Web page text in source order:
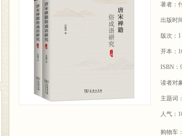
著者：
出版时
版次：1
开本：
ISBN：
读者对
主题词：
人气：
购物车：